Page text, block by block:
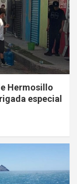
Hermosillo
especial